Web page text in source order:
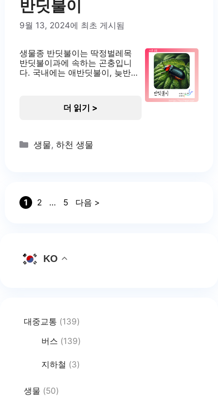
반딧불이
9월 13, 2024에 최초 게시됨
생물종 반딧불이는 딱정벌레목
반딧불이과에 속하는 곤충입니
다. 국내에는 애반딧불이, 늦반딧
두 생물 발광 능력을 가지고 있어
밤에 빛을 냅니다. 반딧불이는 환
니다. 국내에서는 무주 일대의 반
딧불이 서식지가 천연기념물로
딧불이의
더 읽기 >
Categories
생물, 하천 생물
Page
1 Page
2 … Page
5 다음 >
KO
대중교통 (139)
버스 (139)
지하철 (3)
생물 (50)